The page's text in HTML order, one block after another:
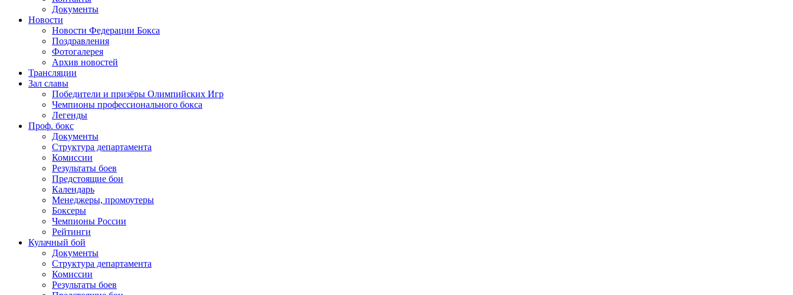
Документы
Новости
Новости Федерации Бокса
Поздравления
Фотогалерея
Архив новостей
Трансляции
Зал славы
Победители и призёры Олимпийских Игр
Чемпионы профессионального бокса
Легенды
Проф. бокс
Документы
Структура департамента
Комиссии
Результаты боев
Предстоящие бои
Календарь
Менеджеры, промоутеры
Боксеры
Чемпионы России
Рейтинги
Кулачный бой
Документы
Структура департамента
Комиссии
Результаты боев